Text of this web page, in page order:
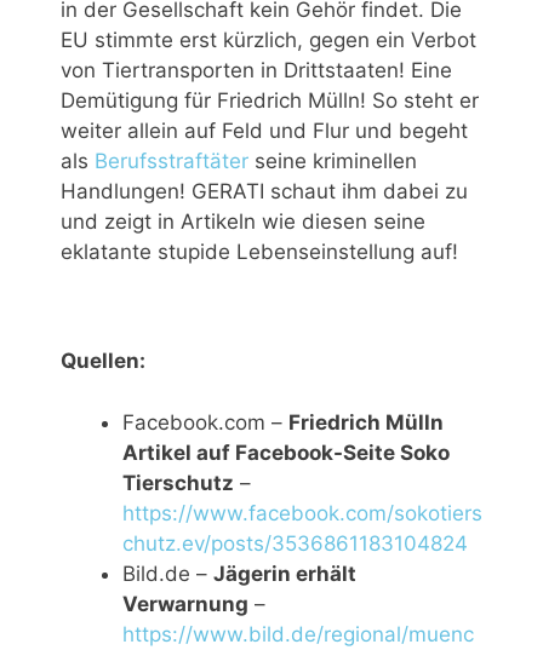
in der Gesellschaft kein Gehör findet. Die
EU stimmte erst kürzlich, gegen ein Verbot
von Tiertransporten in Drittstaaten! Eine
Demütigung für Friedrich Mülln! So steht er
weiter allein auf Feld und Flur und begeht
als Berufsstraftäter seine kriminellen
Handlungen! GERATI schaut ihm dabei zu
und zeigt in Artikeln wie diesen seine
eklatante stupide Lebenseinstellung auf!
Quellen:
Facebook.com – Friedrich Mülln
Artikel auf Facebook-Seite Soko
Tierschutz –
https://www.facebook.com/sokotiers
chutz.ev/posts/3536861183104824
Bild.de – Jägerin erhält
Verwarnung –
https://www.bild.de/regional/muenc